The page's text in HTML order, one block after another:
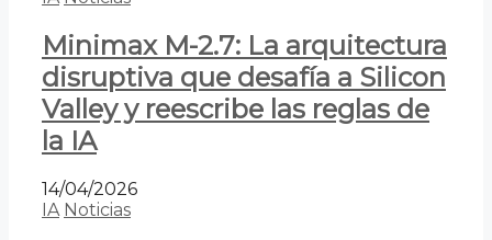
Minimax M-2.7: La arquitectura
disruptiva que desafía a Silicon
Valley y reescribe las reglas de
la IA
14/04/2026
IA Noticias